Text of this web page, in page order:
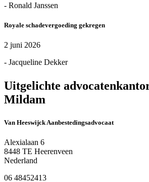
- Ronald Janssen
Royale schadevergoeding gekregen
2 juni 2026
- Jacqueline Dekker
Uitgelichte
Mildam
Van Heeswijck Aanbestedingsadvocaat
Alexialaan 6
8448 TE Heerenveen
Nederland
06 48452413